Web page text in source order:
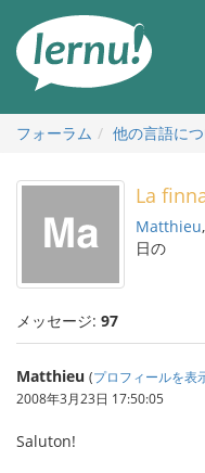
フォーラム
他の言語に
La
Matthieu
日の
メッセージ: 97
Matthieu (プロフィールを表
2008年3月23日 17:50:05
Saluton!